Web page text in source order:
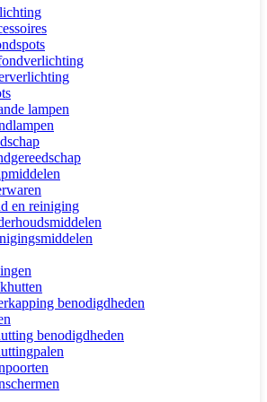
lampen
en reiniging
benodigdheden
benodigdheden